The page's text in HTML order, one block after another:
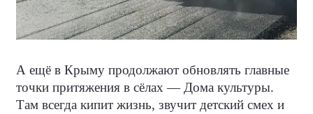
А ещё в Крыму продолжают обновлять главные
точки притяжения в сёлах — Дома культуры.
Там всегда кипит жизнь, звучит детский смех и